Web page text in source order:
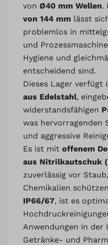
von Ø40 mm Wellen.
von 144 mm lässt
problemlos in
und
Hygiene und
entscheidend sind.
Dieses Lager verfügt
aus Edelstahl,
widerstandsfähigen
was hervorragenden
und aggressive
Es ist mit offenem
aus Nitrilkautschuk
zuverlässig vor
Chemikalien
IP66/67, ist es
Anwendungen in der
Getränke- und